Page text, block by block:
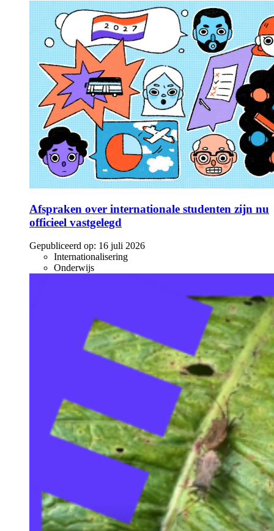
Afspraken over internationale studenten zijn nu
officieel vastgelegd
Gepubliceerd op: 16 juli 2026
Internationalisering
Onderwijs